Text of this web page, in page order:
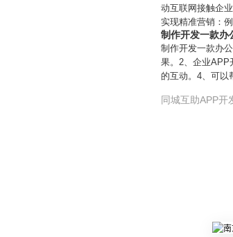
动互联网接触企
实现精准营销：
制作开发一款办
制作开发一款办
果。2、企业APP
的互动。4、可以
同城互助APP开